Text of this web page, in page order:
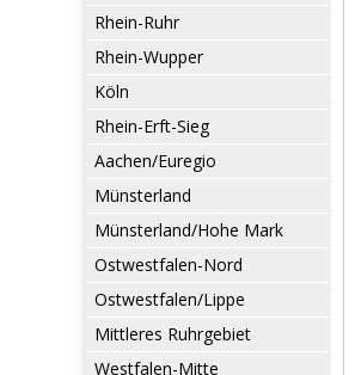
Rhein-Ruhr
Rhein-Wupper
Köln
Rhein-Erft-Sieg
Aachen/Euregio
Münsterland
Münsterland/Hohe Mark
Ostwestfalen-Nord
Ostwestfalen/Lippe
Mittleres Ruhrgebiet
Westfalen-Mitte